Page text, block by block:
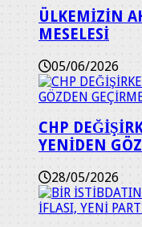
ÜLKEMİZİN
MESELESİ
05/06/2026
CHP
YENİDEN
28/05/2026